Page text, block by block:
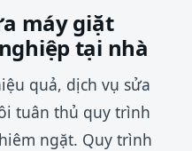
máy giặt
tại nhà
quả, dịch vụ sửa
tuân thủ quy trình
ngặt. Quy trình